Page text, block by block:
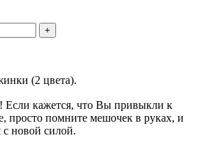
+
(2 цвета).
Если кажется, что Вы привыкли к
просто помните мешочек в руках, и
с новой силой.